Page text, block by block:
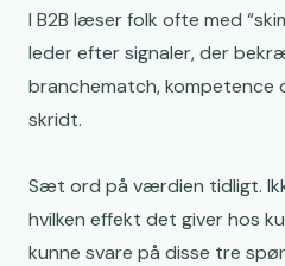
I B2B læser folk ofte med
leder efter signaler, der
branchematch,
skridt.
Sæt ord på værdien tidligt.
hvilken effekt det giver hos
kunne svare på disse tre